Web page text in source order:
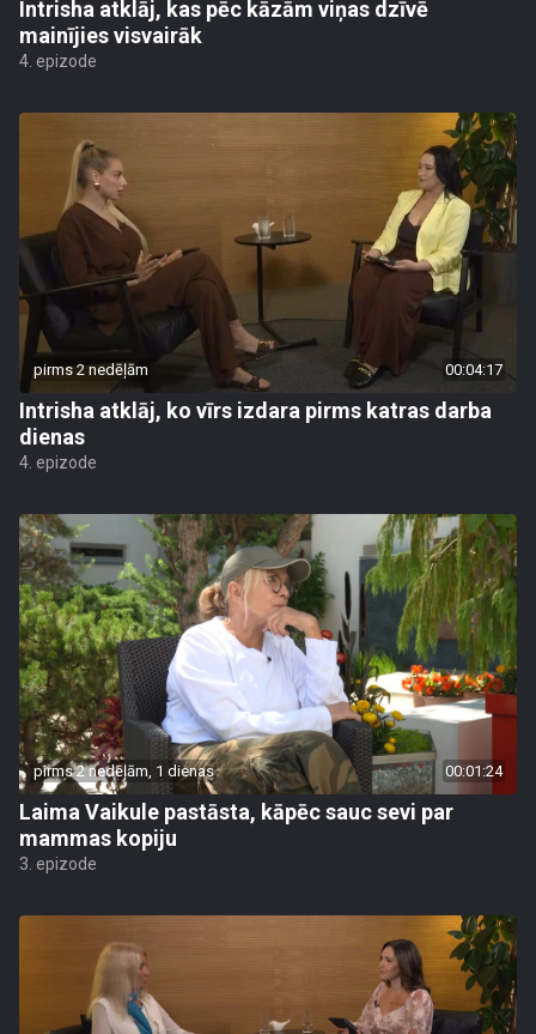
Intrisha atklāj, kas pēc kāzām viņas dzīvē
mainījies visvairāk
4. epizode
pirms 2 nedēļām 00:04:17
Intrisha atklāj, ko vīrs izdara pirms katras darba
dienas
4. epizode
pirms 2 nedēļām, 1 dienas 00:01:24
Laima Vaikule pastāsta, kāpēc sauc sevi par
mammas kopiju
3. epizode